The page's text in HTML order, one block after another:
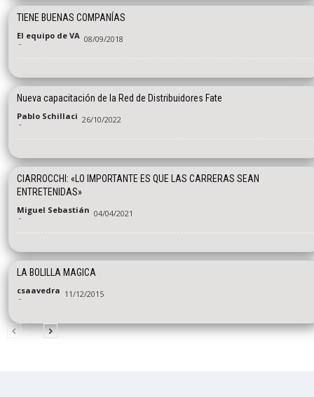
TIENE BUENAS COMPANÍAS
El equipo de VA
- 08/09/2018
Nueva capacitación de la Red de Distribuidores Fate
Pablo Schillaci
- 26/10/2022
CIARROCCHI: «LO IMPORTANTE ES QUE LAS CARRERAS SEAN
ENTRETENIDAS»
Miguel Sebastián
- 04/04/2021
LA BOLILLA MAGICA
csaavedra
- 11/12/2015